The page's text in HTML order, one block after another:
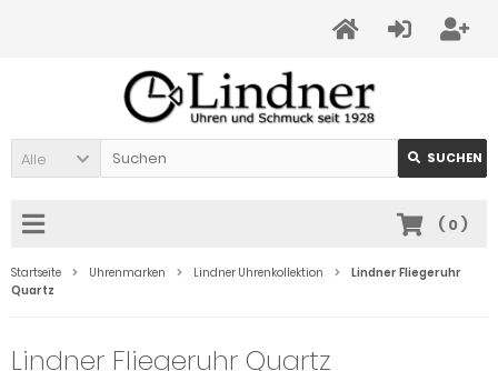
Alle SUCHEN
( 0)
Startseite Uhrenmarken Lindner Uhrenkollektion
Lindner Fliegeruhr
Quartz
Lindner Fliegeruhr Quartz